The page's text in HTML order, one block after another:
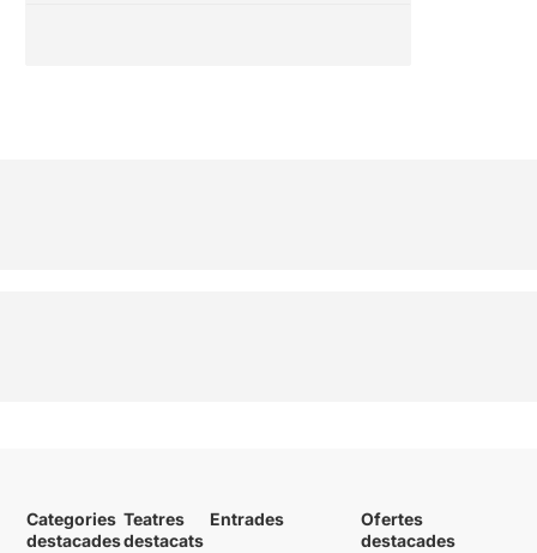
Categories
destacades
Teatres
destacats
Entrades
Ofertes
destacades